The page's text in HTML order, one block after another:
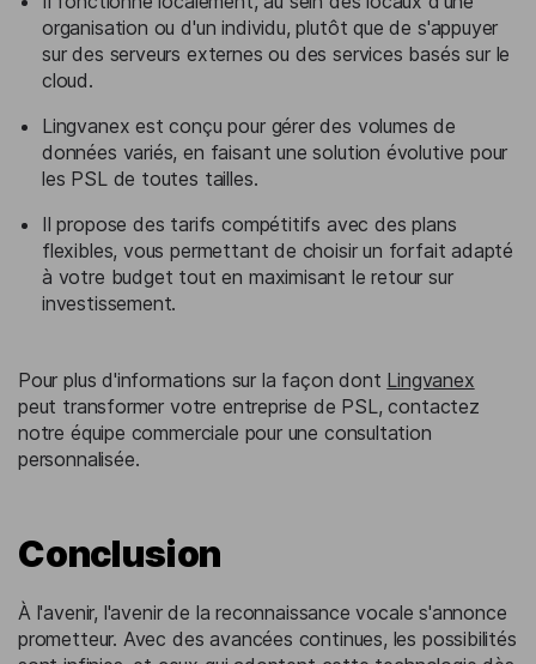
organisation ou d'un individu, plutôt que de s'appuyer
sur des serveurs externes ou des services basés sur le
cloud.
Lingvanex est conçu pour gérer des volumes de
données variés, en faisant une solution évolutive pour
les PSL de toutes tailles.
Il propose des tarifs compétitifs avec des plans
flexibles, vous permettant de choisir un forfait adapté
à votre budget tout en maximisant le retour sur
investissement.
Pour plus d'informations sur la façon dont Lingvanex
peut transformer votre entreprise de PSL, contactez
notre équipe commerciale pour une consultation
personnalisée.
Conclusion
À l'avenir, l'avenir de la reconnaissance vocale s'annonce
prometteur. Avec des avancées continues, les possibilités